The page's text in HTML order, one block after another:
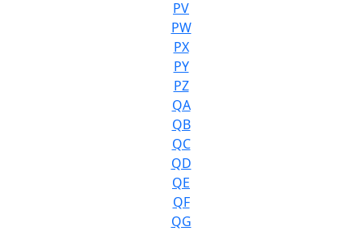
PV
PW
PX
PY
PZ
QA
QB
QC
QD
QE
QF
QG